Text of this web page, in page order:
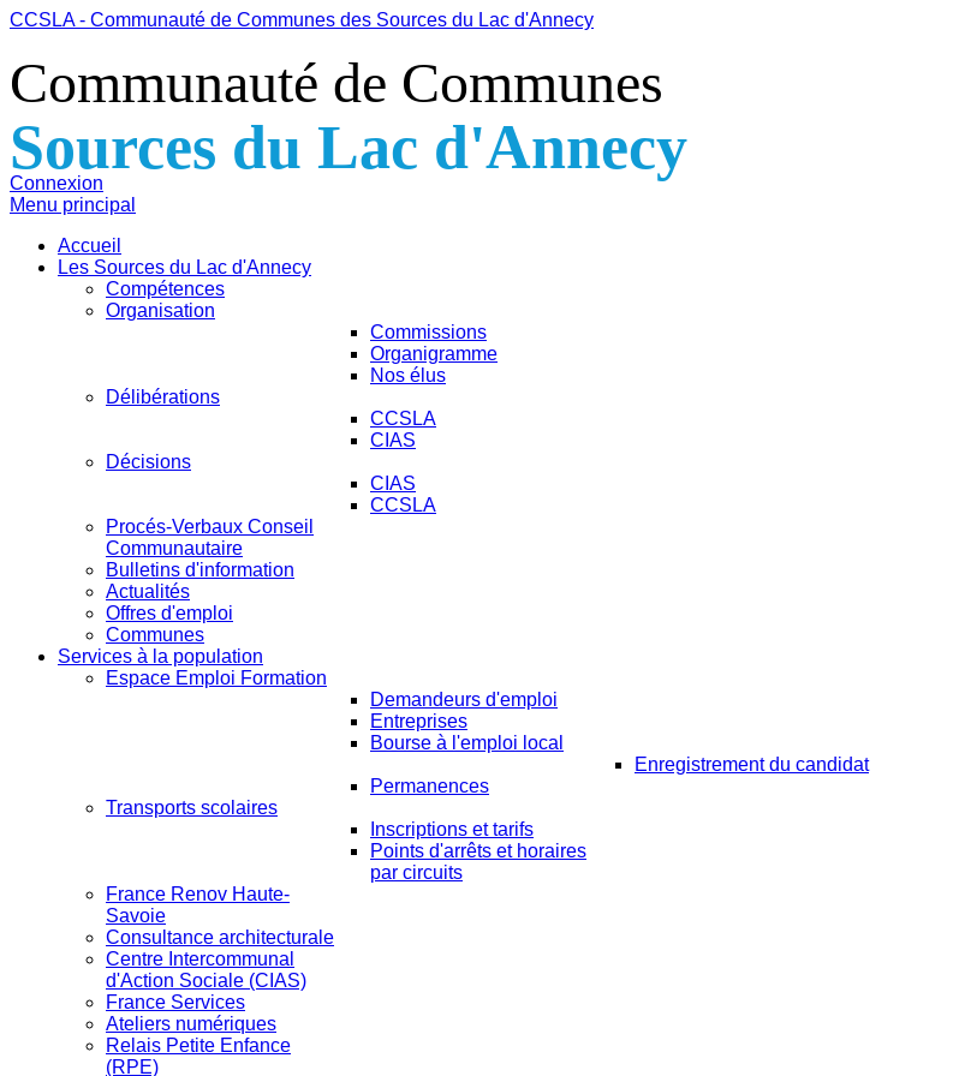
CCSLA - Communauté de Communes des Sources du Lac d'Annecy
Communauté de Communes
Sources du Lac d'Annecy
Connexion
Menu principal
Accueil
Les Sources du Lac d'Annecy
Compétences
Organisation
Commissions
Organigramme
Nos élus
Délibérations
CCSLA
CIAS
Décisions
CIAS
CCSLA
Procés-Verbaux Conseil
Communautaire
Bulletins d'information
Actualités
Offres d'emploi
Communes
Services à la population
Espace Emploi Formation
Demandeurs d'emploi
Entreprises
Bourse à l'emploi local
Enregistrement du candidat
Permanences
Transports scolaires
Inscriptions et tarifs
Points d'arrêts et horaires
par circuits
France Renov Haute-
Savoie
Consultance architecturale
Centre Intercommunal
d'Action Sociale (CIAS)
France Services
Ateliers numériques
Relais Petite Enfance
(RPE)